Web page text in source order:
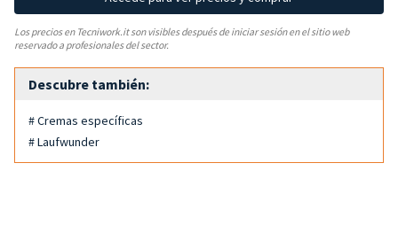
Los precios en Tecniwork.it son visibles después de iniciar sesión en el sitio web
reservado a profesionales del sector.
Descubre también:
# Cremas específicas
# Laufwunder